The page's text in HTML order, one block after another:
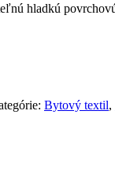
hladkú
Bytový textil,